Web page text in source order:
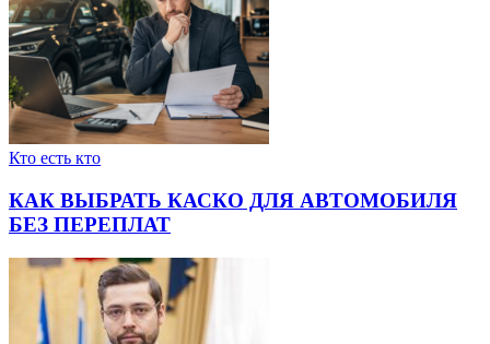
Кто есть кто
КАК ВЫБРАТЬ КАСКО ДЛЯ АВТОМОБИЛЯ
БЕЗ ПЕРЕПЛАТ